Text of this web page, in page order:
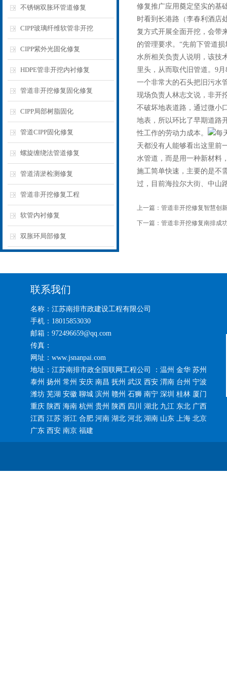
不锈钢双胀环管道修复
CIPP玻璃纤维软管非开挖
CIPP紫外光固化修复
HDPE管非开挖内衬修复
管道非开挖修复固化修复
CIPP局部树脂固化
管道CIPP固化修复
螺旋缠绕法管道修复
管道清淤检测修复
管道非开挖修复工程
软管内衬修复
双胀环局部修复
修复推广应用奠定坚实的基
时看到长港路（李春利酒店
复方式开展全面开挖，会带
的管理要求。“先前下管道
水所相关负责人说明，该技
里头，从而取代旧管道。9
一个非常大的石头把旧污水
现场负责人林志文说，非开
不破坏地表道路，通过微小
地表，所以环比了早期道路
性工作的劳动力成本。
每
天都没有人能够看出这里前
水管道，而是用一种新材料
施工简单快速，主要的是不
过，目前海拉尔大街、中山
上一篇： 管道非开挖修复智慧创
下一篇： 管道非开挖修复南排成
联系我们
名称：江苏南排市政建设工程有限公司
手机：18015853030
邮箱：972496659@qq.com
传真：
网址：www.jsnanpai.com
地址：江苏南排市政全国联网工程公司 ：温州 金华 苏州
泰州 扬州 常州 安庆 南昌 抚州 武汉 西安 渭南 台州 宁波
潍坊 芜湖 安徽 聊城 滨州 赣州 石狮 南宁 深圳 桂林 厦门
重庆 陕西 海南 杭州 贵州 陕西 四川 湖北 九江 东北 广西
江西 江苏 浙江 合肥 河南 湖北 河北 湖南 山东 上海 北京
广东 西安 南京 福建